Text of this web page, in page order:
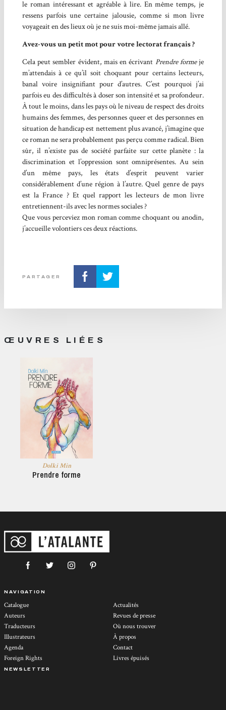
le roman intéressant et agréable à lire. En même temps, je
ressens parfois une certaine jalousie, comme si mon livre
voyageait en des lieux où je ne suis moi-même jamais allé.
Avez-vous un petit mot pour votre lectorat français ?
Cela peut sembler évident, mais en écrivant Prendre formeje
m’attendais à ce qu’il soit choquant pour certains lecteurs,
banal voire insignifiant pour d’autres. C’est pourquoi j’ai
parfois eu des difficultés à doser son intensité et sa profondeur.
À tout le moins, dans les pays où le niveau de respect des droits
humains des femmes, des personnes queer et des personnes en
situation de handicap est nettement plus avancé, j’imagine que
ce roman ne sera probablement pas perçu comme radical. Bien
sûr, il n’existe pas de société parfaite sur cette planète : la
discrimination et l’oppression sont omniprésentes. Au sein
d’un même pays, les états d’esprit peuvent varier
considérablement d’une région à l’autre. Quel genre de pays
est la France ? Et quel rapport les lecteurs de mon livre
entretiennent-ils avec les normes sociales ?
Que vous perceviez mon roman comme choquant ou anodin,
j’accueille volontiers ces deux réactions.
PARTAGER
ŒUVRES LIÉES
Dolki Min
Prendre forme
NAVIGATION
Catalogue
Auteurs
Traducteurs
Illustrateurs
Agenda
Foreign Rights
Actualités
Revues de presse
Où nous trouver
À propos
Contact
Livres épuisés
NEWSLETTER